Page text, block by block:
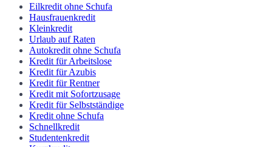
Eilkredit ohne Schufa
Hausfrauenkredit
Kleinkredit
Urlaub auf Raten
Autokredit ohne Schufa
Kredit für Arbeitslose
Kredit für Azubis
Kredit für Rentner
Kredit mit Sofortzusage
Kredit für Selbstständige
Kredit ohne Schufa
Schnellkredit
Studentenkredit